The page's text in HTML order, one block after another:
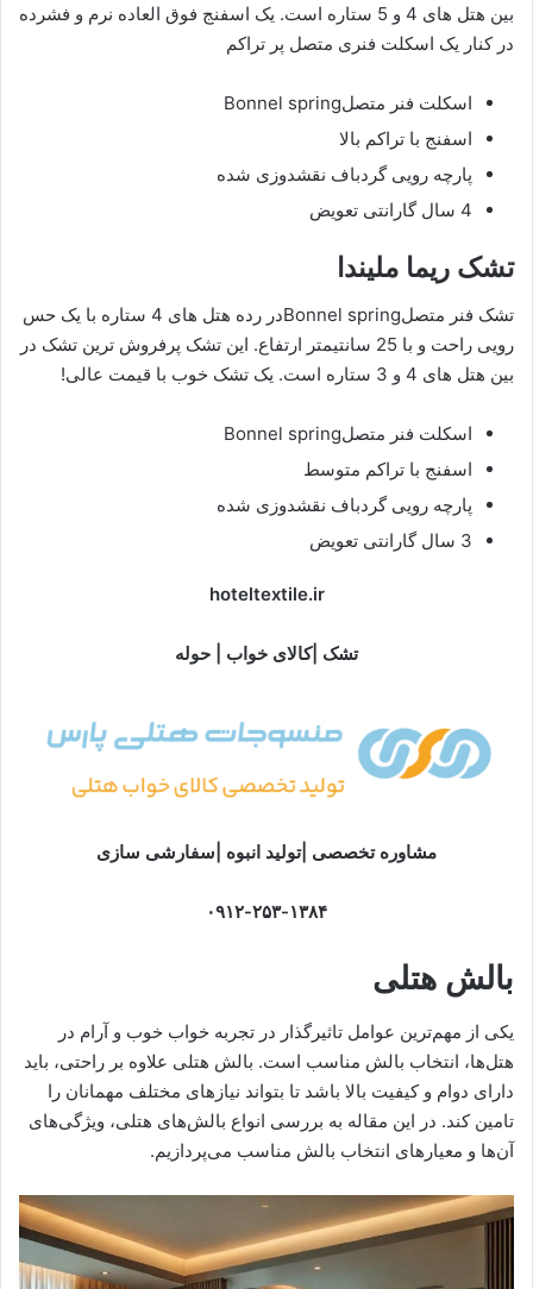
بین هتل های 4 و 5 ستاره است. یک اسفنج فوق العاده نرم و فشرده
در کنار یک اسکلت فنری متصل پر تراکم
اسکلت فنر متصلBonnel spring
اسفنج با تراکم بالا
پارچه رویی گردباف نقشدوزی شده
4 سال گارانتی تعویض
تشک ریما ملیندا
تشک فنر متصلBonnel springدر رده هتل های 4 ستاره با یک حس
رویی راحت و با 25 سانتیمتر ارتفاع. این تشک پرفروش ترین تشک در
بین هتل های 4 و 3 ستاره است. یک تشک خوب با قیمت عالی!
اسکلت فنر متصلBonnel spring
اسفنج با تراکم متوسط
پارچه رویی گردباف نقشدوزی شده
3 سال گارانتی تعویض
hoteltextile.ir
تشک |کالای خواب | حوله
مشاوره تخصصی |تولید انبوه |سفارشی سازی
۰۹۱۲-۲۵۳-۱۳۸۴
بالش هتلی
یکی از مهم‌ترین عوامل تاثیرگذار در تجربه خواب خوب و آرام در
هتل‌ها، انتخاب بالش مناسب است. بالش هتلی علاوه بر راحتی، باید
دارای دوام و کیفیت بالا باشد تا بتواند نیازهای مختلف مهمانان را
تامین کند. در این مقاله به بررسی انواع بالش‌های هتلی، ویژگی‌های
آن‌ها و معیارهای انتخاب بالش مناسب می‌پردازیم.